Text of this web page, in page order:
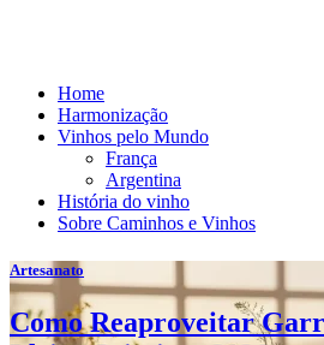
Home
Harmonização
Vinhos pelo Mundo
França
Argentina
História do vinho
Sobre Caminhos e Vinhos
Artesanato
Como Reaproveitar